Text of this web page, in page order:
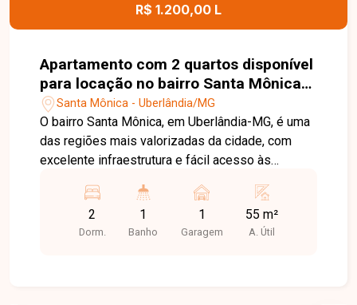
R$ 1.200,00 L
Apartamento com 2 quartos disponível
para locação no bairro Santa Mônica
em Uberlândia-MG
Santa Mônica - Uberlândia/MG
O bairro Santa Mônica, em Uberlândia-MG, é uma
das regiões mais valorizadas da cidade, com
excelente infraestrutura e fácil acesso às
supermercados, escolas, farmácias, restaurantes
e diversos comércios, oferece praticidade,
conforto e qualidade de vida. Apartamento
2
Dorm.
1
Banho
1
Garagem
55 m²
A. Útil